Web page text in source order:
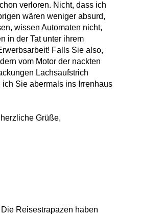
verloren. Nicht, dass ich
wären weniger absurd,
wissen Automaten nicht,
in der Tat unter ihrem
Falls Sie also,
vom Motor der nackten
Lachsaufstrich
Sie abermals ins Irrenhaus
Grüße,
Reisestrapazen haben